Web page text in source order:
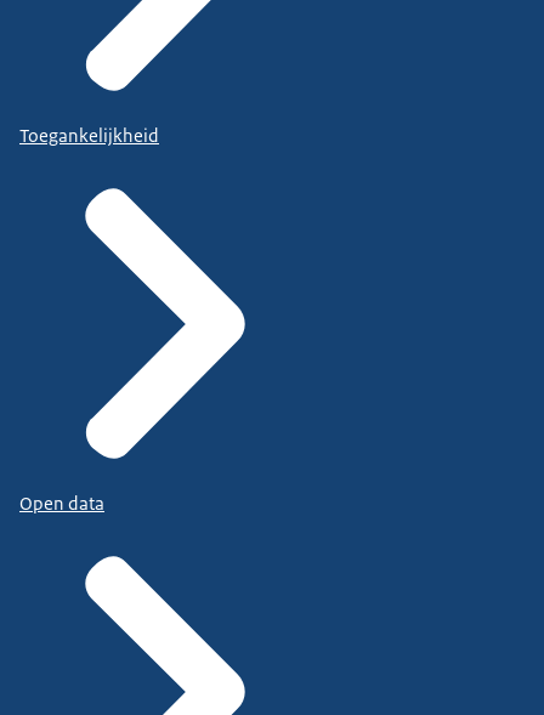
Toegankelijkheid
Open data